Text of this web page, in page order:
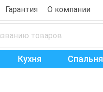
Гарантия О компании
Кухня Спальня